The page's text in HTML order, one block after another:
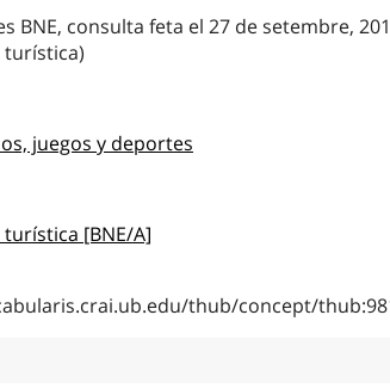
BNE, consulta feta el 27 de setembre,
turística)
juegos y deportes
[BNE/A]
thub/concept/